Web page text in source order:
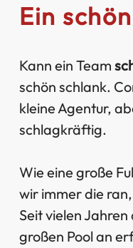
Ein
Kann ein Team
schön schlank.
kleine Agentur,
schlagkräftig.
Wie eine große
wir immer die
Seit vielen
großen Pool an